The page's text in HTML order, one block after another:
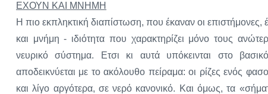
ΕΧΟΥΝ ΚΑΙ ΜΝΗΜΗ
Η πιο εκπληκτική διαπίστωση, που έκαναν οι επιστήμονες,
και μνήμη - ιδιότητα που χαρακτηρίζει μόνο τους
νευρικό σύστημα. Ετσι κι αυτά υπόκεινται στο
αποδεικνύεται με το ακόλουθο πείραμα: οι ρίζες ενός
και λίγο αργότερα, σε νερό κανονικό. Και όμως, τα